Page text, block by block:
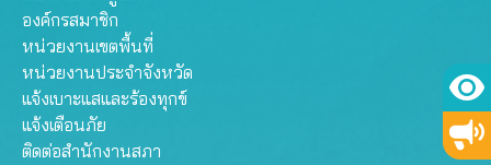
องค์กรสมาชิก
หน่วยงานเขตพื้นที่
หน่วยงานประจำจังหวัด
แจ้งเบาะแสและร้องทุกข์
แจ้งเตือนภัย
ติดต่อสำนักงานสภา